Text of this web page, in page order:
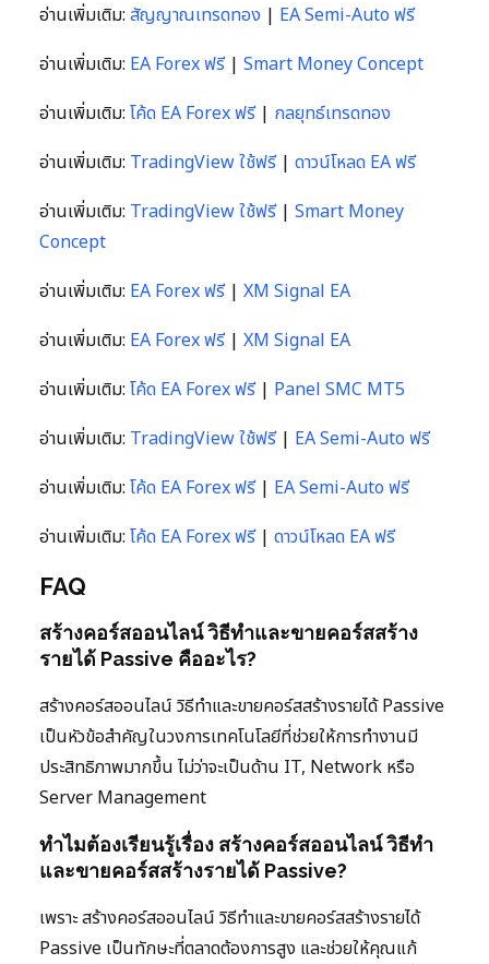
อ่านเพิ่มเติม: สัญญาณเทรดทอง | EA Semi-Auto ฟรี
อ่านเพิ่มเติม: EA Forex ฟรี| Smart Money Concept
อ่านเพิ่มเติม: โค้ด EA Forex ฟรี| กลยุทธ์เทรดทอง
อ่านเพิ่มเติม: TradingView ใช้ฟรี| ดาวน์โหลด EA ฟรี
อ่านเพิ่มเติม: TradingView ใช้ฟรี| Smart Money
Concept
อ่านเพิ่มเติม: EA Forex ฟรี| XM Signal EA
อ่านเพิ่มเติม: EA Forex ฟรี| XM Signal EA
อ่านเพิ่มเติม: โค้ด EA Forex ฟรี| Panel SMC MT5
อ่านเพิ่มเติม: TradingView ใช้ฟรี| EA Semi-Auto ฟรี
อ่านเพิ่มเติม: โค้ด EA Forex ฟรี| EA Semi-Auto ฟรี
อ่านเพิ่มเติม: โค้ด EA Forex ฟรี| ดาวน์โหลด EA ฟรี
FAQ
สร้างคอร์สออนไลน์ วิธีทำและขายคอร์สสร้าง
รายได้ Passive คืออะไร?
สร้างคอร์สออนไลน์ วิธีทำและขายคอร์สสร้างรายได้ Passive
เป็นหัวข้อสำคัญในวงการเทคโนโลยีที่ช่วยให้การทำงานมี
ประสิทธิภาพมากขึ้น ไม่ว่าจะเป็นด้าน IT, Network หรือ
Server Management
ทำไมต้องเรียนรู้เรื่อง สร้างคอร์สออนไลน์ วิธีทำ
และขายคอร์สสร้างรายได้ Passive?
เพราะ สร้างคอร์สออนไลน์ วิธีทำและขายคอร์สสร้างรายได้
Passive เป็นทักษะที่ตลาดต้องการสูง และช่วยให้คุณแก้